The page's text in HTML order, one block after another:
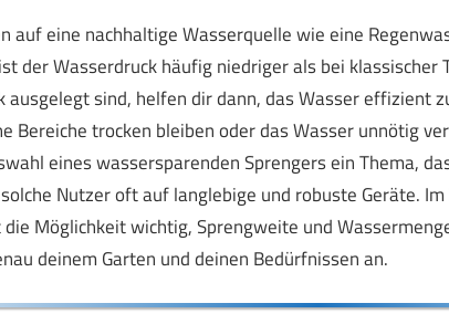
auf eine nachhaltige Wasserquelle wie eine
der Wasserdruck häufig niedriger als bei klassischer
ausgelegt sind, helfen dir dann, das Wasser effizient
Bereiche trocken bleiben oder das Wasser unnötig
eines wassersparenden Sprengers ein Thema,
Nutzer oft auf langlebige und robuste Geräte.
Möglichkeit wichtig, Sprengweite und
deinem Garten und deinen Bedürfnissen an.